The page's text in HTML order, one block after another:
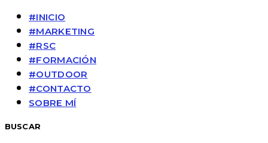
#INICIO
#MARKETING
#RSC
#FORMACIÓN
#OUTDOOR
#CONTACTO
SOBRE MÍ
BUSCAR